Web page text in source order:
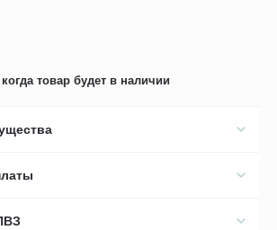
товар будет в наличии